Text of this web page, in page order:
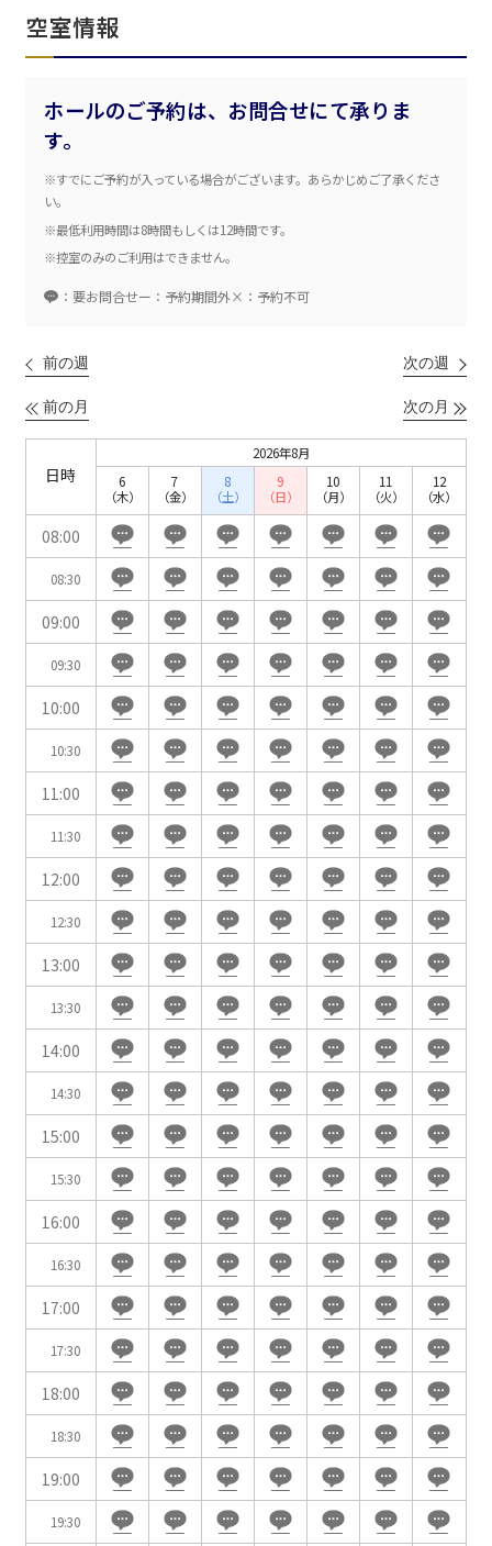
空室情報
ホールのご予約は、お問合せにて承りま
す。
※すでにご予約が入っている場合がございます。あらかじめご了承くださ
い。
※最低利用時間は8時間もしくは12時間です。
※控室のみのご利用はできません。
：要お問合せー：予約期間外×：予約不可
前の週 次の週
前の月 次の月
日時
2026年8月
6
（木）
7
（金）
8
（土）
9
（日）
10
（月）
11
（火）
12
（水）
08:00
08:30
09:00
09:30
10:00
10:30
11:00
11:30
12:00
12:30
13:00
13:30
14:00
14:30
15:00
15:30
16:00
16:30
17:00
17:30
18:00
18:30
19:00
19:30
こちらの会議室の空室状況は
以下からお問合せください。
お電話でのお問合せ
03-3346-1396
受付時間 9:00～18:00（土日祝日・年末年始を除く）
WEBからのお問合せ
お問合せフォーム
エリア／施設
新宿・高田馬場エリア
ベルサール新宿南口
ベルサール新宿グランド
新宿住友ビル三角広場
新宿住友スカイルーム
ベルサール新宿セントラルパーク
ベルサール西新宿
ベルサール高田馬場
秋葉原・神田・東京エリア
ベルサール八重洲
ベルサール東京日本橋
ベルサール秋葉原
ベルサール神田
飯田橋・九段・半蔵門・神保町エリア
ベルサール半蔵門
ベルサール飯田橋駅前
ベルサール飯田橋ファースト
ベルサール神保町アネックス
ベルサール神保町
ベルサール九段
渋谷エリア
ベルサール渋谷ファースト
ベルサール渋谷ガーデン
六本木・虎ノ門エリア
ベルサール虎ノ門
泉ガーデンギャラリー
ベルサール六本木グランドコンファレンスセンター
ベルサール六本木
汐留・御成門・芝公園エリア
ベルサール芝公園
ベルサール御成門タワー
ベルサール汐留
ベルサール東京汐留コンファレンスセンター
ベルサール三田ガーデン
有明・羽田エリア
東京ガーデンシアター
ベルサール有明コンファレンスセンター
ベルサール羽田空港
日時
日付／開始・終了時間から選ぶ
時間単位で選ぶ
人数／レイアウト ※複数選択可能
スクール
2名掛け
スクール
3名掛け
シアター
形式
口の字型 島型 T字島型
面積
会場の種類